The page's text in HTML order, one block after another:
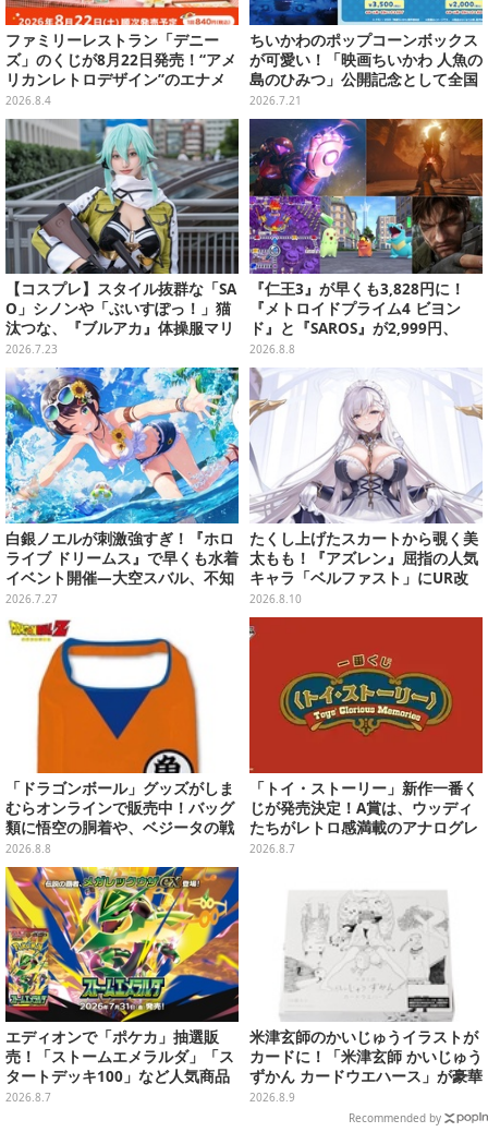
ファミリーレストラン「デニー
ズ」のくじが8月22日発売！“アメ
リカンレトロデザイン”のエナメ
ルバッグやTシャツなど、日常使
いできるグッズを用意
2026.8.4
ちいかわのポップコーンボックス
が可愛い！「映画ちいかわ 人魚の
島のひみつ」公開記念として全国
劇場で販売決定、セイレーンドリ
ンクカップホルダーも
2026.7.21
【コスプレ】スタイル抜群な「SA
O」シノンや「ぶいすぽっ！」猫
汰つな、『ブルアカ』体操服マリ
ーまで“アコスタ池袋”美麗レイヤ
ー11選【写真50枚】
2026.7.23
『仁王3』が早くも3,828円に！
『メトロイドプライム4 ビヨン
ド』と『SAROS』が2,999円、
『メタルギアソリッド Δ』は2,49
9円─ゲオ店舗＆ストアのゲームセ
ールは8月8日から
2026.8.8
白銀ノエルが刺激強すぎ！『ホロ
ライブ ドリームス』で早くも水着
イベント開催―大空スバル、不知
火フレアら5人が夏の装いで登場
2026.7.27
たくし上げたスカートから覗く美
太もも！『アズレン』屈指の人気
キャラ「ベルファスト」にUR改
造実装―メイド服も新デザインに
お着替え
2026.8.10
「ドラゴンボール」グッズがしま
むらオンラインで販売中！バッグ
類に悟空の胴着や、ベジータの戦
闘服を大胆デザイン
2026.8.8
「トイ・ストーリー」新作一番く
じが発売決定！A賞は、ウッディ
たちがレトロ感満載のアナログレ
コード上を走る姿で立体化
2026.8.7
エディオンで「ポケカ」抽選販
売！「ストームエメラルダ」「ス
タートデッキ100」など人気商品
が対象
2026.8.7
米津玄師のかいじゅうイラストが
カードに！「米津玄師 かいじゅう
ずかん カードウエハース」が豪華
ラインナップ
2026.8.9
Recommended by